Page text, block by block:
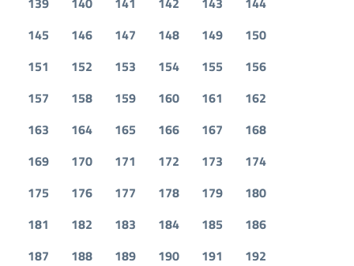
145
146 147 148 149
150
151
152 153 154 155
156
157
158 159 160 161
162
163
164 165 166 167
168
169
170 171 172 173
174
175
176 177 178 179
180
181
182 183 184 185
186
187
188 189 190 191
192